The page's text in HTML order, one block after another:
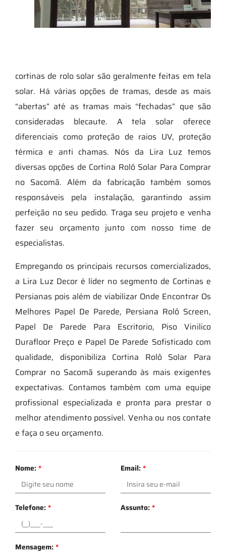
cortinas de rolo solar são geralmente feitas em tela
solar. Há várias opções de tramas, desde as mais
“abertas” até as tramas mais “fechadas” que são
consideradas blecaute. A tela solar oferece
diferenciais como proteção de raios UV, proteção
térmica e anti chamas. Nós da Lira Luz temos
diversas opções de Cortina Rolô Solar Para Comprar
no Sacomã. Além da fabricação também somos
responsáveis pela instalação, garantindo assim
perfeição no seu pedido. Traga seu projeto e venha
fazer seu orçamento junto com nosso time de
especialistas.
Empregando os principais recursos comercializados,
a Lira Luz Decor é líder no segmento de Cortinas e
Persianas pois além de viabilizar Onde Encontrar Os
Melhores Papel De Parede, Persiana Rolô Screen,
Papel De Parede Para Escritorio, Piso Vinilico
Durafloor Preço e Papel De Parede Sofisticado com
qualidade, disponibiliza Cortina Rolô Solar Para
Comprar no Sacomã superando às mais exigentes
expectativas. Contamos também com uma equipe
profissional especializada e pronta para prestar o
melhor atendimento possível. Venha ou nos contate
e faça o seu orçamento.
Nome:* Email:*
Telefone:* Assunto:*
Mensagem:*